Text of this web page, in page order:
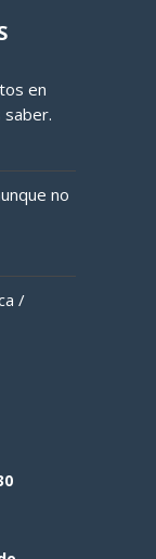
en
saber.
no
/